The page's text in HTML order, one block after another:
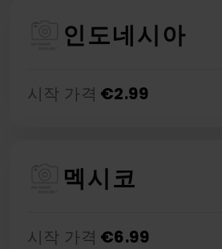
인도네시아
시작 가격 €2.99
멕시코
시작 가격 €6.99